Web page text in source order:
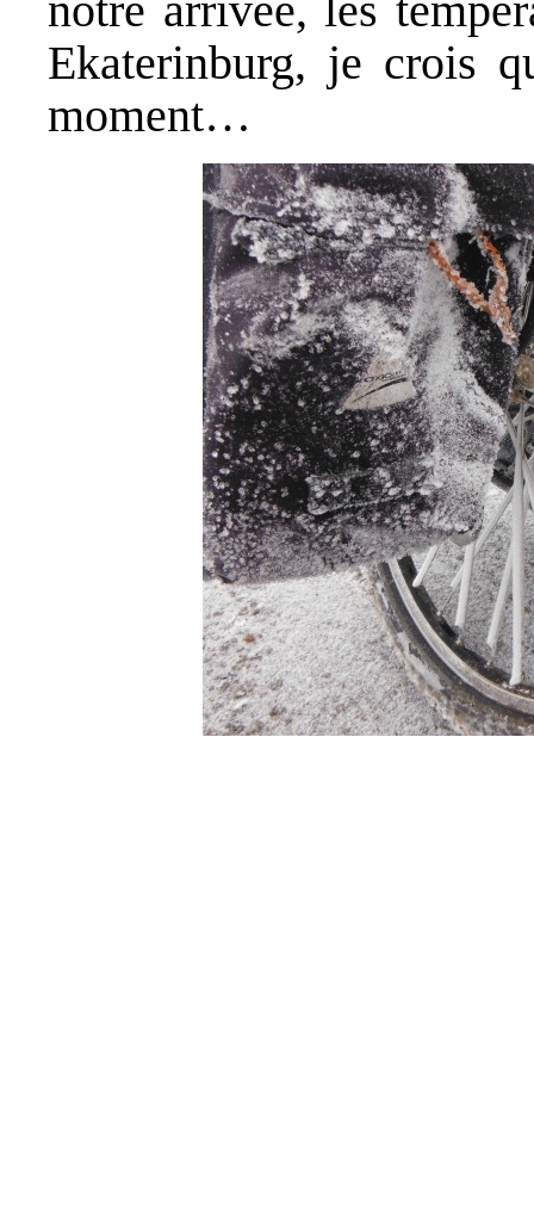
Ekaterinburg, je crois
moment…